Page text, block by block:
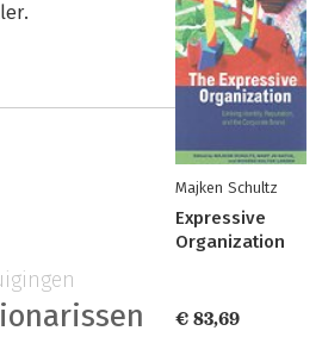
Majken Schultz
Expressive
Organization
€ 83,69